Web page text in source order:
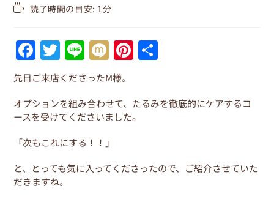
読了時間の目安: 1分
F
a
c
e
b
o
o
k
T
w
itt
er
Li
n
e
M
ix
i
Pi
nt
e
st
先日ご来店くださったM様。
オプションを組み合わせて、たるみを徹底的にケアするコ
ースを受けてくださいました。
「次もこれにする！！」
と、とっても気に入ってくださったので、ご紹介させていた
だきますね。